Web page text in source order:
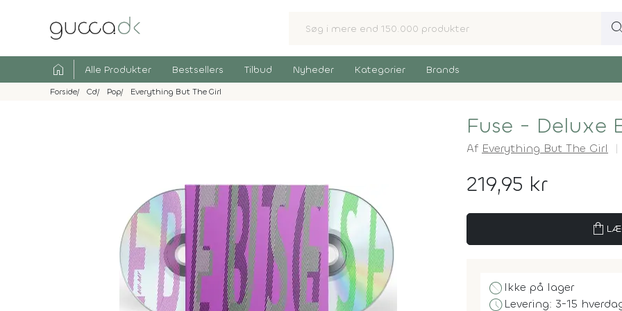
home Alle Produkter Bestsellers Tilbud Nyheder Kategorier Brands
Forside Cd Pop Everything But The Girl
Fuse - Deluxe
Af Everything But The Girl
219,95 kr
shopping_bag
block Ikke på lager
scheduleLevering: 3-15